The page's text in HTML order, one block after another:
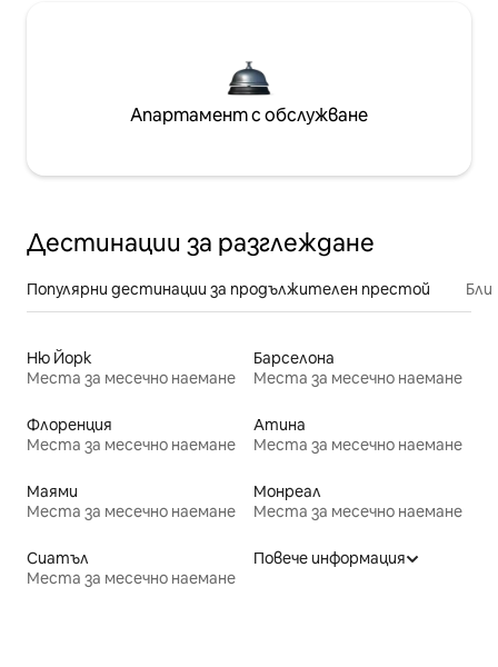
Апартамент с обслужване
Дестинации за разглеждане
Популярни дестинации за продължителен престой
Ню Йорк
Места за месечно наемане
Барселона
Места за месечно наемане
Флоренция
Места за месечно наемане
Атина
Места за месечно наемане
Маями
Места за месечно наемане
Монреал
Места за месечно наемане
Сиатъл
Места за месечно наемане
Повече информация